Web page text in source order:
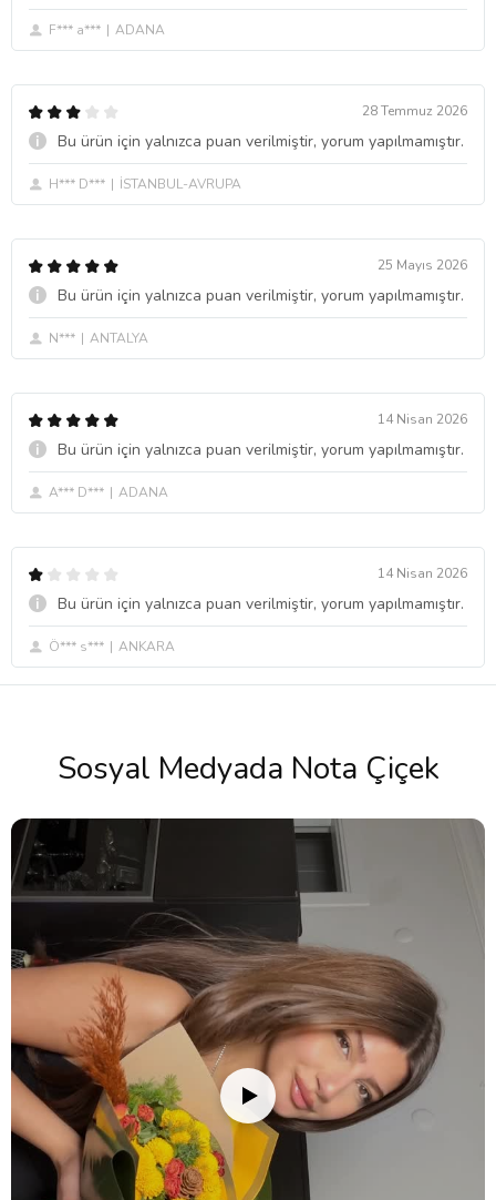
F*** a*** ADANA
28 Temmuz 2026
Bu ürün için yalnızca puan verilmiştir, yorum yapılmamıştır.
H*** D*** İSTANBUL-AVRUPA
25 Mayıs 2026
Bu ürün için yalnızca puan verilmiştir, yorum yapılmamıştır.
N*** ANTALYA
14 Nisan 2026
Bu ürün için yalnızca puan verilmiştir, yorum yapılmamıştır.
A*** D*** ADANA
14 Nisan 2026
Bu ürün için yalnızca puan verilmiştir, yorum yapılmamıştır.
Ö*** s*** ANKARA
Sosyal Medyada Nota Çiçek